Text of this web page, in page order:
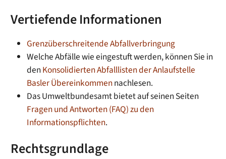
Vertiefende Informationen
Grenzüberschreitende Abfallverbringung
Welche Abfälle wie eingestuft werden, können Sie in
denKonsolidierten Abfalllisten der Anlaufstelle
Basler Übereinkommennachlesen.
Das Umweltbundesamt bietet auf seinen Seiten
Fragen und Antworten (FAQ) zu den
Informationspflichten.
Rechtsgrundlage